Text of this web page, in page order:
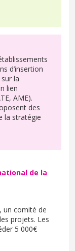
d’insertion
la
lien
AME).
des
la stratégie
de la
un comité de
projets. Les
5 000€